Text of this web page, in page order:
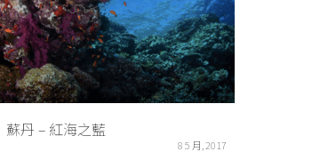
蘇丹 – 紅海之藍
8 5 月, 2017